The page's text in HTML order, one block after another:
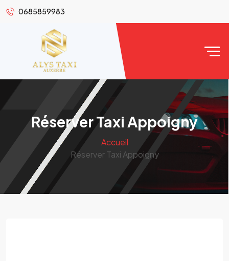
0685859983
Réserver Taxi Appoigny
Accueil
Réserver Taxi Appoigny